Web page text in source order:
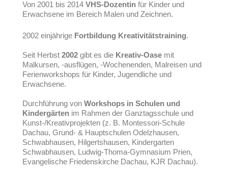
Von 2001 bis 2014 VHS-Dozentin für Kinder und
Erwachsene im Bereich Malen und Zeichnen.
2002 einjährige Fortbildung Kreativitätstraining.
Seit Herbst 2002 gibt es die Kreativ-Oase mit
Malkursen, -ausflügen, -Wochenenden, Malreisen und
Ferienworkshops für Kinder, Jugendliche und
Erwachsene.
Durchführung von Workshops in Schulen und
Kindergärten im Rahmen der Ganztagsschule und
Kunst-/Kreativprojekten (z. B. Montessori-Schule
Dachau, Grund- & Hauptschulen Odelzhausen,
Schwabhausen, Hilgertshausen, Kindergarten
Schwabhausen, Ludwig-Thoma-Gymnasium Prien,
Evangelische Friedenskirche Dachau, KJR Dachau).